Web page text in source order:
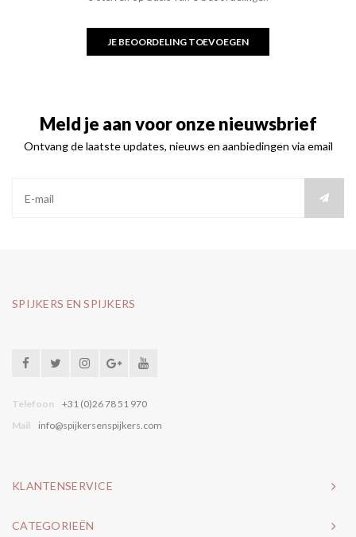
JE BEOORDELING TOEVOEGEN
Meld je aan voor onze nieuwsbrief
Ontvang de laatste updates, nieuws en aanbiedingen via email
SPIJKERS EN SPIJKERS
Telefoon
+31 (0)26 78 51 970
Mail
info@spijkersenspijkers.com
KLANTENSERVICE
CATEGORIEËN